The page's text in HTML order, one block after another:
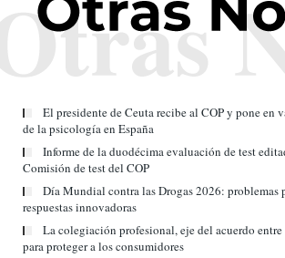
El presidente de Ceuta recibe al COP y pone
de la psicología en España
Informe de la duodécima evaluación de test
Comisión de test del COP
Día Mundial contra las Drogas 2026: problemas
respuestas innovadoras
La colegiación profesional, eje del acuerdo
para proteger a los consumidores